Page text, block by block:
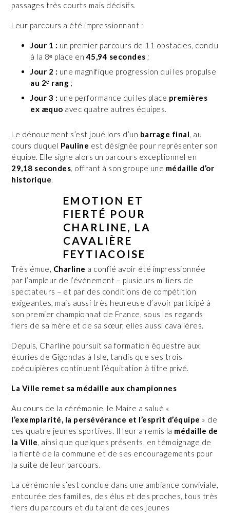
passages très courts mais décisifs.
Leur parcours a été impressionnant :
Jour 1 : un premier parcours de 11 obstacles, conclu
à la 8ᵉ place en45,94 secondes ;
Jour 2 : une magnifique progression qui les propulse
au 2ᵉ rang ;
Jour 3 : une performance qui les place premières
ex æquo avec quatre autres équipes.
Le dénouement s’est joué lors d’un barrage final, au
cours duquel Pauline est désignée pour représenter son
équipe. Elle signe alors un parcours exceptionnel en
29,18 secondes, offrant à son groupe une médaille d’or
historique.
EMOTION ET
FIERTÉ POUR
CHARLINE, LA
CAVALIÈRE
FEYTIACOISE
Très émue, Charline a confié avoir été impressionnée
par l’ampleur de l’événement – plusieurs milliers de
spectateurs – et par des conditions de compétition
exigeantes, mais aussi très heureuse d’avoir participé à
son premier championnat de France, sous les regards
fiers de sa mère et de sa sœur, elles aussi cavalières.
Depuis, Charline poursuit sa formation équestre aux
écuries de Gigondas à Isle, tandis que ses trois
coéquipières continuent l’équitation à titre privé.
La Ville remet sa médaille aux championnes
Au cours de la cérémonie, le Maire a salué «
l’exemplarité, la persévérance et l’esprit d’équipe » de
ces quatre jeunes sportives. Il leur a remis la médaille de
la Ville, ainsi que quelques présents, en témoignage de
la fierté de la commune et de ses encouragements pour
la suite de leur parcours.
La cérémonie s’est conclue dans une ambiance conviviale,
entourée des familles, des élus et des proches, tous très
fiers du parcours et du talent de ces jeunes